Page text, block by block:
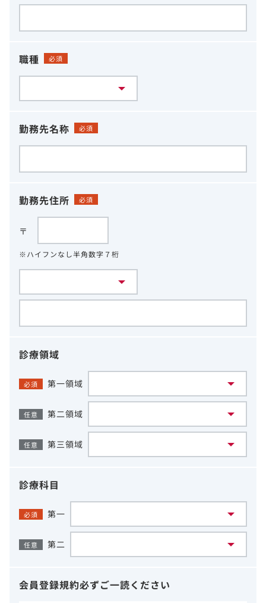
職種 必須
勤務先名称 必須
勤務先住所 必須
〒
※ハイフンなし半角数字７桁
診療領域
必須 第一領域
任意 第二領域
任意 第三領域
診療科目
必須 第一
任意 第二
会員登録規約必ずご一読ください